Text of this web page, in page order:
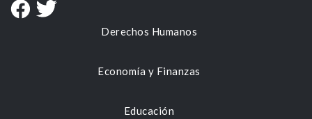
Derechos Humanos
Economía y Finanzas
Educación